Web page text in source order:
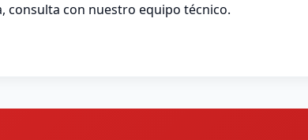
consulta con nuestro equipo técnico.